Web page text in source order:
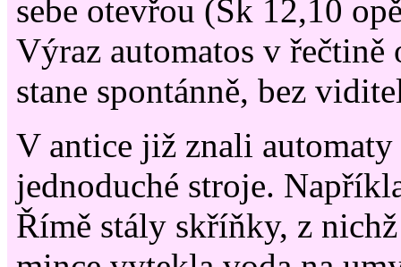
sebe otevřou (Sk 12,10
Výraz automatos v řečtině
stane spontánně, bez
V antice již znali automaty
jednoduché stroje.
Římě stály skříňky, z